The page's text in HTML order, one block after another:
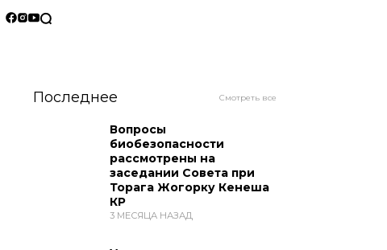
Последнее Смотреть все
Вопросы
биобезопасности
рассмотрены на
заседании Совета при
Торага Жогорку Кенеша
КР
3 МЕСЯЦА НАЗАД